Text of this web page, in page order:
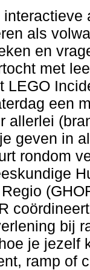
interactieve
als
en
met
LEGO
een
allerlei
geven in
rondom
bij
je jezelf
ramp of